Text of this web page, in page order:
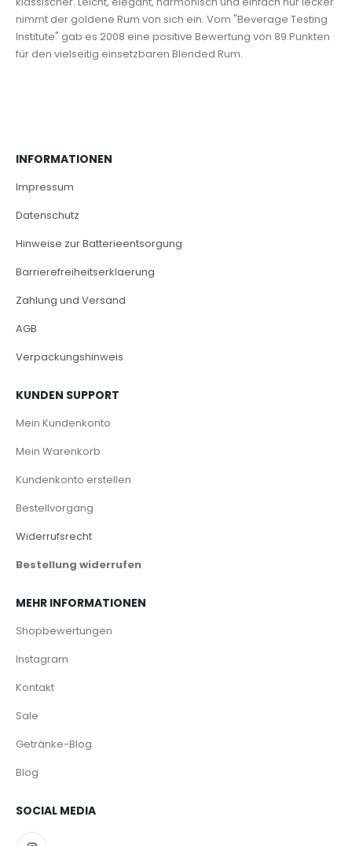
nimmt der goldene Rum von sich ein. Vom "Beverage Testing
Institute" gab es 2008 eine positive Bewertung von 89 Punkten
für den vielseitig einsetzbaren Blended Rum.
INFORMATIONEN
Impressum
Datenschutz
Hinweise zur Batterieentsorgung
Barrierefreiheitserklaerung
Zahlung und Versand
AGB
Verpackungshinweis
KUNDEN SUPPORT
Mein Kundenkonto
Mein Warenkorb
Kundenkonto erstellen
Bestellvorgang
Widerrufsrecht
Bestellung widerrufen
MEHR INFORMATIONEN
Shopbewertungen
Instagram
Kontakt
Sale
Getränke-Blog
Blog
SOCIAL MEDIA